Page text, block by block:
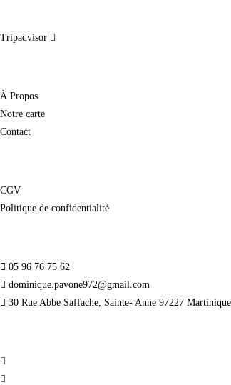
Tripadvisor
À Propos
Notre carte
Contact
CGV
Politique de confidentialité
05 96 76 75 62
dominique.pavone972@gmail.com
30 Rue Abbe Saffache, Sainte- Anne 97227 Martinique